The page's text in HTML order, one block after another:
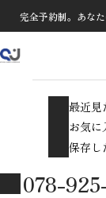
完全予約制。あ
最近見
お気に
保存し
078-